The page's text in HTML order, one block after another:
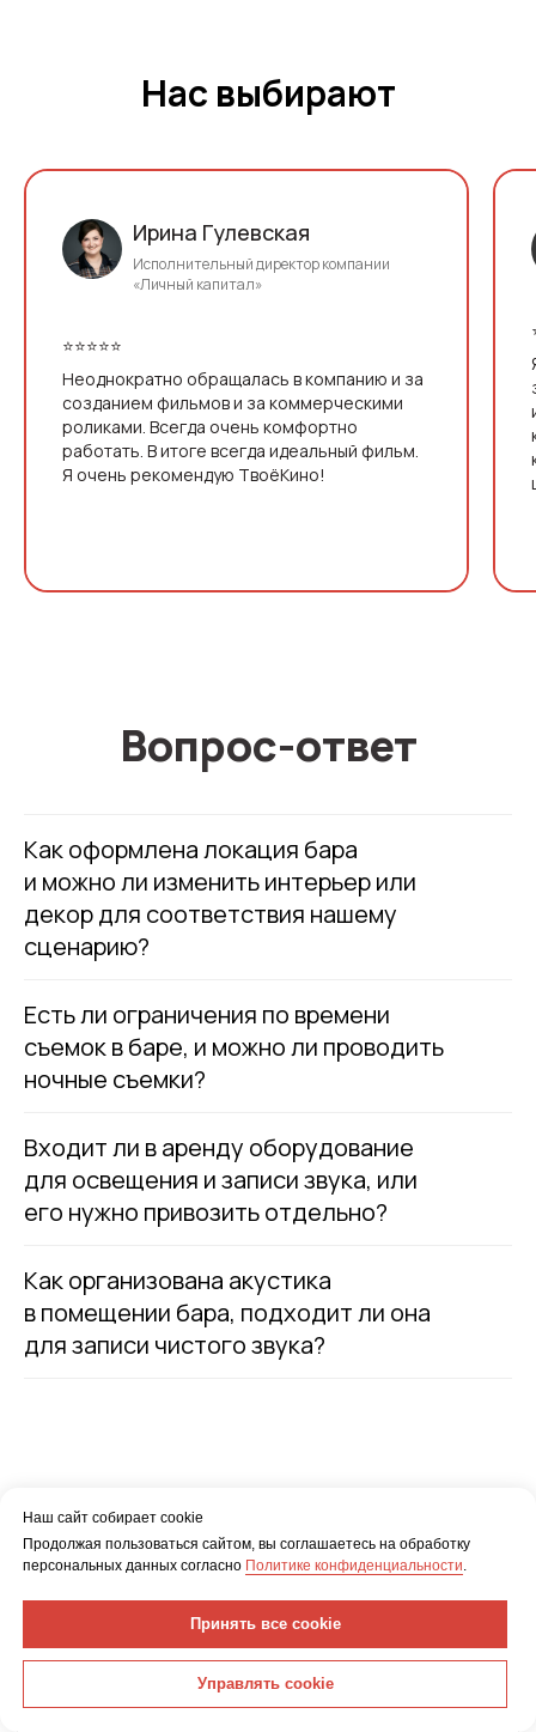
Нас выбирают
Ирина Гулевская
Исполнительный директор компании
«Личный капитал»
⭐⭐⭐⭐⭐
Неоднократно обращалась в компанию и за
созданием фильмов и за коммерческими
роликами. Всегда очень комфортно
работать. В итоге всегда идеальный фильм.
Я очень рекомендую ТвоёКино!
Вопрос-ответ
Как оформлена локация бара
и можно ли изменить интерьер или
декор для соответствия нашему
сценарию?
Есть ли ограничения по времени
съемок в баре, и можно ли проводить
ночные съемки?
Входит ли в аренду оборудование
для освещения и записи звука, или
его нужно привозить отдельно?
Как организована акустика
в помещении бара, подходит ли она
для записи чистого звука?
Наш сайт собирает cookie
Продолжая пользоваться сайтом, вы соглашаетесь на обработку
персональных данных согласно Политике конфиденциальности.
Принять все cookie
Управлять cookie